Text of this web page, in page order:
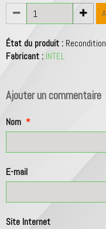
État du produit :
Fabricant : INTEL
Ajouter un commentaire
Nom
E-mail
Site Internet